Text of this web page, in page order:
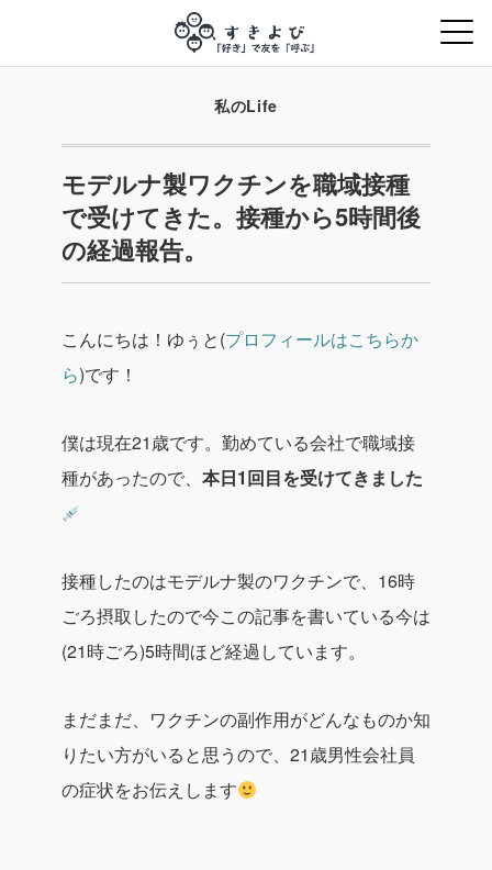
私のLife
モデルナ製ワクチンを職域接種
で受けてきた。接種から5時間後
の経過報告。
こんにちは！ゆぅと(プロフィールはこちらか
ら)です！
僕は現在21歳です。勤めている会社で職域接
種があったので、 本日1回目を受けてきました
接種したのはモデルナ製のワクチンで、16時
ごろ摂取したので今この記事を書いている今は
(21時ごろ)5時間ほど経過しています。
まだまだ、ワクチンの副作用がどんなものか知
りたい方がいると思うので、21歳男性会社員
の症状をお伝えします